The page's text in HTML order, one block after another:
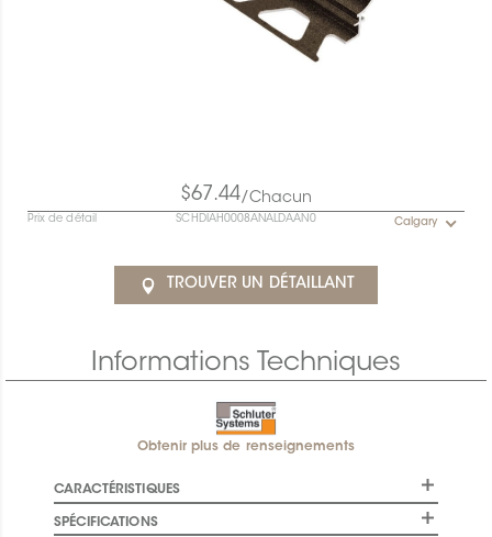
$67.44/Chacun
Prix de détail SCHDIAH0008ANALDAAN0 Calgary
TROUVER UN DÉTAILLANT
Informations Techniques
Obtenir plus de renseignements
CARACTÉRISTIQUES
SPÉCIFICATIONS